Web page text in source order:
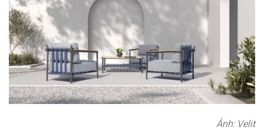
Ảnh: Velit